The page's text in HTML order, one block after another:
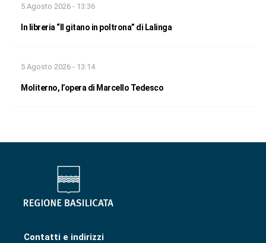
5 Agosto 2026 - 13:36
In libreria “Il gitano in poltrona” di Lalinga
5 Agosto 2026 - 13:14
Moliterno, l’opera di Marcello Tedesco
Contatti e indirizzi